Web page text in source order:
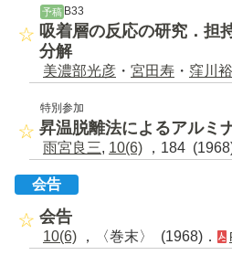
予稿 B33
吸着層の反応の研究．担
分解
美濃部光彦 ・ 宮田寿 ・ 窪川裕
特別参加
昇温脱離法によるアルミ
雨宮良三, 10(6) ，184 (1968)
会告
会告
10(6) ，〈巻末〉 (1968)．